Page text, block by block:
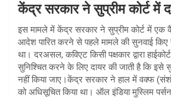
केंद्र सरकार ने सुप्रीम कोर्ट में
इस मामले में केंद्र सरकार ने सुप्रीम कोर्ट में एक
आदेश पारित करने से पहले मामले की सुनवाई किए
था। दरअसल, कविएट किसी पक्षकार द्वारा
सुनिश्चित करने के लिए दायर की जाती है कि इसे
नहीं किया जाए।केंद्र सरकार ने हाल में वक्फ
को अधिसूचित किया था। ऑल इंडिया मुस्लिम